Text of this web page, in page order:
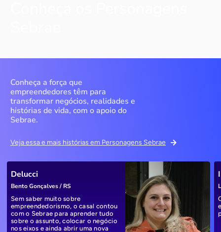
Conheça a força que
empreendedores têm para
transformar negócios, realidades e
histórias de vida, com o apoio do
Sebrae.
Veja essa e mais histórias em Personagens Sebrae
Delucci
Bento Gonçalves / RS
Sem saber muito sobre
empreendedorismo, o casal contou
com o Sebrae para aprender tudo
sobre o assunto, colocar o negócio
nos eixos e ainda abrir uma nova